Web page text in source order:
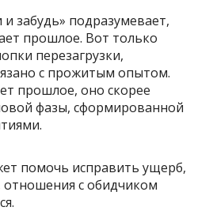
забудь» подразумевает,
прошлое. Вот только
перезагрузки,
с прожитым опытом.
прошлое, оно скорее
фазы, сформированной
помочь исправить ущерб,
с обидчиком